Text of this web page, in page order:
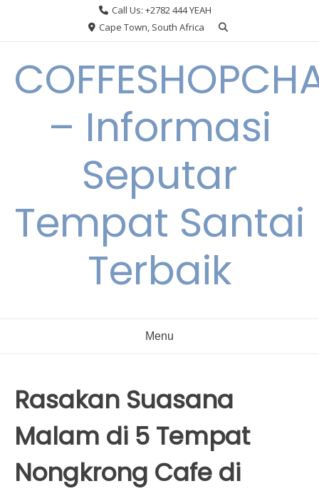
Call Us: +2782 444 YEAH
Cape Town, South Africa
– Informasi
Seputar
Tempat Santai
Terbaik
Menu
Rasakan Suasana
Malam di 5 Tempat
Nongkrong Cafe di